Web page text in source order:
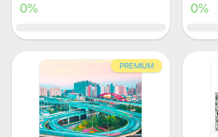
0% 0%
PREMIUM